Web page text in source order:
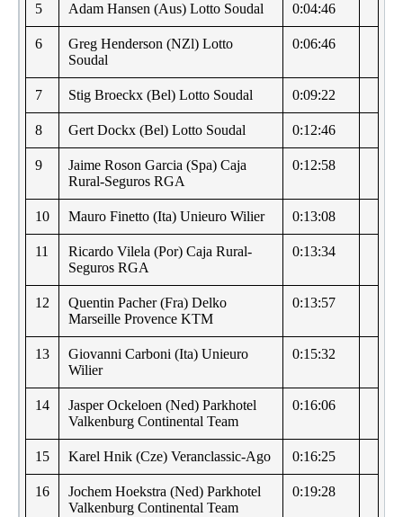
5 Adam Hansen (Aus) Lotto Soudal 0:04:46
6
Greg Henderson (NZl) Lotto
Soudal
0:06:46
7 Stig Broeckx (Bel) Lotto Soudal 0:09:22
8 Gert Dockx (Bel) Lotto Soudal 0:12:46
9
Jaime Roson Garcia (Spa) Caja
Rural-Seguros RGA
0:12:58
10 Mauro Finetto (Ita) Unieuro Wilier 0:13:08
11
Ricardo Vilela (Por) Caja Rural-
Seguros RGA
0:13:34
12
Quentin Pacher (Fra) Delko
Marseille Provence KTM
0:13:57
13
Giovanni Carboni (Ita) Unieuro
Wilier
0:15:32
14
Jasper Ockeloen (Ned) Parkhotel
Valkenburg Continental Team
0:16:06
15 Karel Hnik (Cze) Veranclassic-Ago 0:16:25
16
Jochem Hoekstra (Ned) Parkhotel
Valkenburg Continental Team
0:19:28